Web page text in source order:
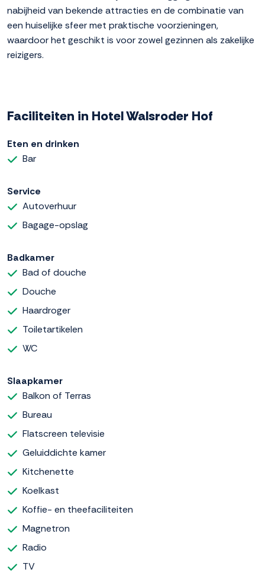
nabijheid van bekende attracties en de combinatie van
een huiselijke sfeer met praktische voorzieningen,
waardoor het geschikt is voor zowel gezinnen als zakelijke
reizigers.
Faciliteiten in Hotel Walsroder Hof
Eten en drinken
Bar
Service
Autoverhuur
Bagage-opslag
Badkamer
Bad of douche
Douche
Haardroger
Toiletartikelen
WC
Slaapkamer
Balkon of Terras
Bureau
Flatscreen televisie
Geluiddichte kamer
Kitchenette
Koelkast
Koffie- en theefaciliteiten
Magnetron
Radio
TV